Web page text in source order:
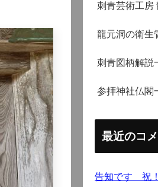
刺青芸術工房
龍元洞の衛生
刺青図柄解説
参拝神社仏閣
最近のコ
告知です 祝